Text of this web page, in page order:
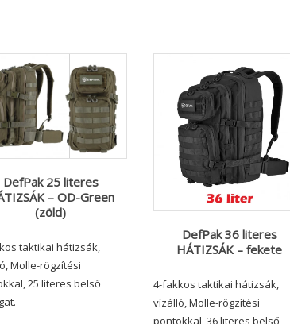
DefPak 25 literes
– OD-Green
(zöld)
taktikai hátizsák,
Molle-rögzítési
25 literes belső
DefPak 36 literes
HÁTIZSÁK – fekete
4-fakkos taktikai hátizsák,
vízálló, Molle-rögzítési
pontokkal, 36 literes belső